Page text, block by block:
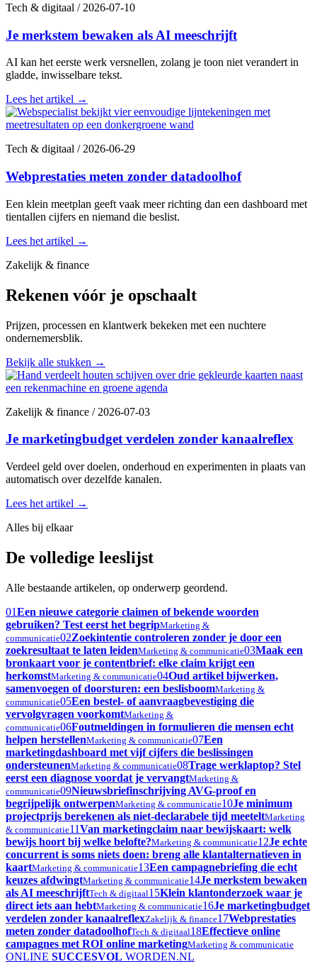
Tech & digitaal /2026-07-10
Je merkstem bewaken als AI meeschrijft
AI kan het eerste werk versnellen, zolang je toon niet verandert in
gladde, inwisselbare tekst.
Lees het artikel →
Tech & digitaal /2026-06-29
Webprestaties meten zonder datadoolhof
Een klein meetplan geeft vaak meer richting dan een dashboard met
tientallen cijfers en niemand die beslist.
Lees het artikel →
Zakelijk & finance
Rekenen vóór je opschaalt
Prijzen, processen en klantwerk bekeken met een nuchtere
ondernemersblik.
Bekijk alle stukken →
Zakelijk & finance /2026-07-03
Je marketingbudget verdelen zonder kanaalreflex
Verdeel geld over doelen, onderhoud en experimenten in plaats van
automatisch over dezelfde kanalen.
Lees het artikel →
Alles bij elkaar
De volledige leeslijst
Alle bestaande artikelen, op onderwerp geordend.
01Een nieuwe categorie claimen of bekende woorden
gebruiken? Test eerst het begripMarketing &
communicatie02Zoekintentie controleren zonder je door een
zoekresultaat te laten leidenMarketing & communicatie03Maak een
bronkaart voor je contentbrief: elke claim krijgt een
herkomstMarketing & communicatie04Oud artikel bijwerken,
samenvoegen of doorsturen: een beslisboomMarketing &
communicatie05Een bestel- of aanvraagbevestiging die
vervolgvragen voorkomtMarketing &
communicatie06Foutmeldingen in formulieren die mensen echt
helpen herstellenMarketing & communicatie07Een
marketingdashboard met vijf cijfers die beslissingen
ondersteunenMarketing & communicatie08Trage werklaptop? Stel
eerst een diagnose voordat je vervangtMarketing &
communicatie09Nieuwsbriefinschrijving AVG-proof en
begrijpelijk ontwerpenMarketing & communicatie10Je minimum
projectprijs berekenen als niet-declarabele tijd meeteltMarketing
& communicatie11Van marketingclaim naar bewijskaart: welk
bewijs hoort bij welke belofte?Marketing & communicatie12Je echte
concurrent is soms niets doen: breng alle klantalternatieven in
kaartMarketing & communicatie13Een campagnebriefing die echt
keuzes afdwingtMarketing & communicatie14Je merkstem bewaken
als AI meeschrijftTech & digitaal15Klein klantonderzoek waar je
direct iets aan hebtMarketing & communicatie16Je marketingbudget
verdelen zonder kanaalreflexZakelijk & finance17Webprestaties
meten zonder datadoolhofTech & digitaal18Effectieve online
campagnes met ROI online marketingMarketing & communicatie
ONLINE SUCCESVOL WORDEN.NL